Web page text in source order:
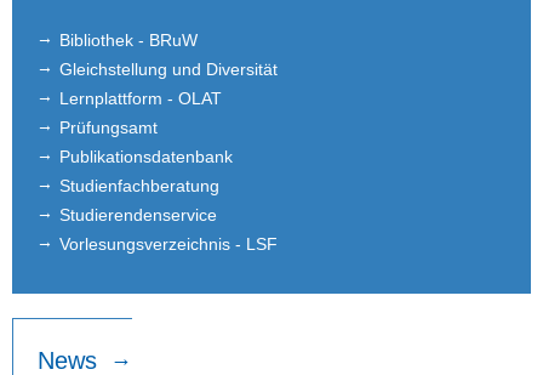
Teaching
Bachelor and Master theses
Public Relations
Bibliothek - BRuW
Gleichstellung und Diversität
Lernplattform - OLAT
Prüfungsamt
Publikationsdatenbank
Studienfachberatung
Studierendenservice
Vorlesungsverzeichnis - LSF
News